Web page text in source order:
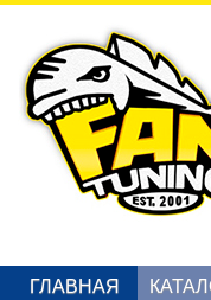
ГЛАВНАЯ